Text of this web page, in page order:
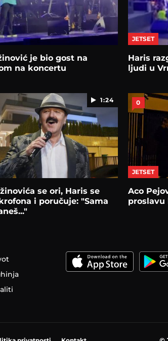
je bio gost na
na koncertu
JETSET
Haris
ljudi u
1:24
se ori, Haris se
i poručuje: "Sama
0
JETSET
Aco
proslavu